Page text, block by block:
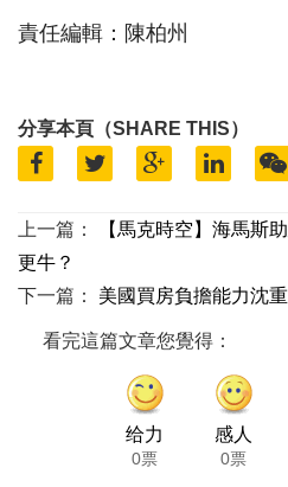
責任編輯：陳柏州
分享本頁（SHARE THIS）
上一篇：
【馬克時空】海馬斯
更牛？
下一篇：
美國買房負擔能力沈
看完這篇文章您覺得：
给力
0票
感人
0票